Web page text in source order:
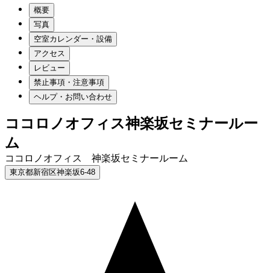
概要
写真
空室カレンダー・設備
アクセス
レビュー
禁止事項・注意事項
ヘルプ・お問い合わせ
ココロノオフィス神楽坂セミナールー
ム
ココロノオフィス 神楽坂セミナールーム
東京都新宿区神楽坂6-48